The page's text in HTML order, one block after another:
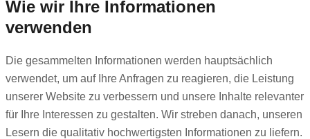
Wie wir Ihre Informationen
verwenden
Die gesammelten Informationen werden hauptsächlich
verwendet, um auf Ihre Anfragen zu reagieren, die Leistung
unserer Website zu verbessern und unsere Inhalte relevanter
für Ihre Interessen zu gestalten. Wir streben danach, unseren
Lesern die qualitativ hochwertigsten Informationen zu liefern.